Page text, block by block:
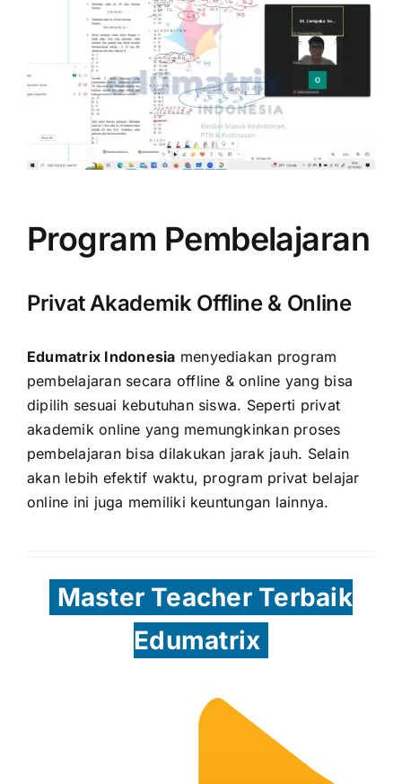
Program Pembelajaran
Privat Akademik Offline & Online
Edumatrix Indonesia menyediakan program
pembelajaran secara offline & online yang bisa
dipilih sesuai kebutuhan siswa. Seperti privat
akademik online yang memungkinkan proses
pembelajaran bisa dilakukan jarak jauh. Selain
akan lebih efektif waktu, program privat belajar
online ini juga memiliki keuntungan lainnya.
Master Teacher Terbaik
Edumatrix